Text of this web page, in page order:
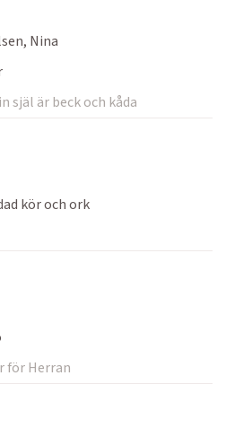
Nina
själ är beck och kåda
kör och ork
för Herran